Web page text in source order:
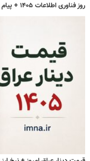
روز فناوری اطلاعات ۱۴۰۵ + پیام تبریک و تاریخ